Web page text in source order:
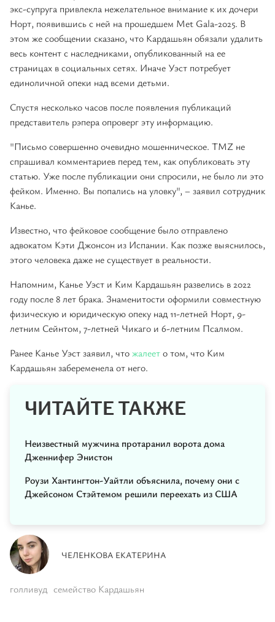
экс-супруга привлекла нежелательное внимание к их дочери
Норт, появившись с ней на прошедшем Met Gala-2025. В
этом же сообщении сказано, что Кардашьян обязали удалить
весь контент с наследниками, опубликованный на ее
страницах в социальных сетях. Иначе Уэст потребует
единоличной опеки над всеми детьми.
Спустя несколько часов после появления публикаций
представитель рэпера опроверг эту информацию.
"Письмо совершенно очевидно мошенническое. TMZ не
спрашивал комментариев перед тем, как опубликовать эту
статью. Уже после публикации они спросили, не было ли это
фейком. Именно. Вы попались на уловку", – заявил сотрудник
Канье.
Известно, что фейковое сообщение было отправлено
адвокатом Кэти Джонсон из Испании. Как позже выяснилось,
этого человека даже не существует в реальности.
Напомним, Канье Уэст и Ким Кардашьян развелись в 2022
году после 8 лет брака. Знаменитости оформили совместную
физическую и юридическую опеку над 11-летней Норт, 9-
летним Сейнтом, 7-летней Чикаго и 6-летним Псалмом.
Ранее Канье Уэст заявил, чтожалеето том, что Ким
Кардашьян забеременела от него.
ЧИТАЙТЕ ТАКЖЕ
Неизвестный мужчина протаранил ворота дома
Дженнифер Энистон
Роузи Хантингтон-Уайтли объяснила, почему они с
Джейсоном Стэйтемом решили переехать из США
ЧЕЛЕНКОВА ЕКАТЕРИНА
голливуд семейство Кардашьян